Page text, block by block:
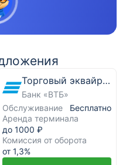
Торговый эквайринг
Банк «ВТБ»
Обслуживание
Бесплатно
Аренда терминала
до 1000 ₽
Комиссия от оборота
от 1,3%